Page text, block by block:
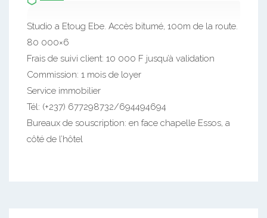
Studio a Etoug Ebe. Accès bitumé, 100m de la route.
80 000×6
Frais de suivi client: 10 000 F jusqu’à validation
Commission: 1 mois de loyer
Service immobilier
Tél: (+237) 677298732/694494694
Bureaux de souscription: en face chapelle Essos, a
côté de l’hôtel